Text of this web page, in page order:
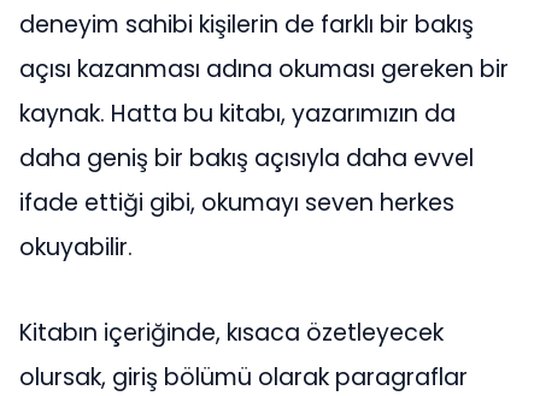
deneyim sahibi kişilerin de farklı bir bakış
açısı kazanması adına okuması gereken bir
kaynak. Hatta bu kitabı, yazarımızın da
daha geniş bir bakış açısıyla daha evvel
ifade ettiği gibi, okumayı seven herkes
okuyabilir.
Kitabın içeriğinde, kısaca özetleyecek
olursak, giriş bölümü olarak paragraflar